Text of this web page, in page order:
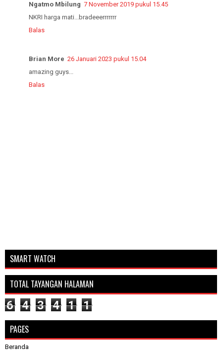
Ngatmo Mbilung 7 November 2019 pukul 15.45
NKRI harga mati...bradeeerrrrrrr
Balas
Brian More 26 Januari 2023 pukul 15.04
amazing guys...
Balas
SMART WATCH
TOTAL TAYANGAN HALAMAN
6 4 3 4 1 1
PAGES
Beranda